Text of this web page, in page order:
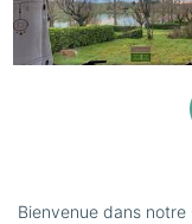
Bienvenue dans